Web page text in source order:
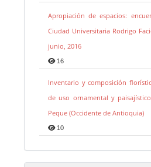
Apropiación de espacios:
Ciudad Universitaria Rodrigo
junio, 2016
16
Inventario y composición
de uso ornamental y
Peque (Occidente de Antioquia)
10